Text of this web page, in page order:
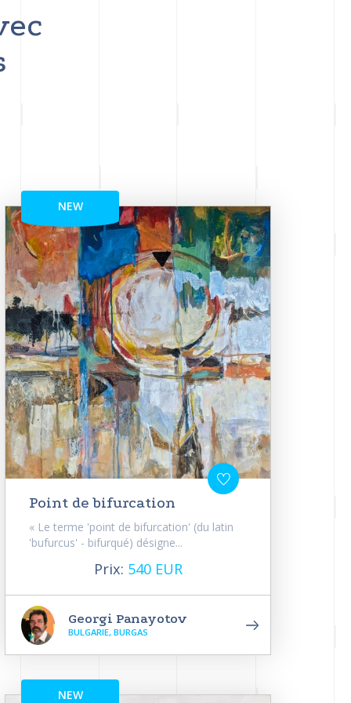
NEW
Point de bifurcation
« Le terme 'point de bifurcation' (du latin
'bufurcus' - bifurqué) désigne...
Prix: 540 EUR
Georgi Panayotov
BULGARIE, BURGAS
NEW